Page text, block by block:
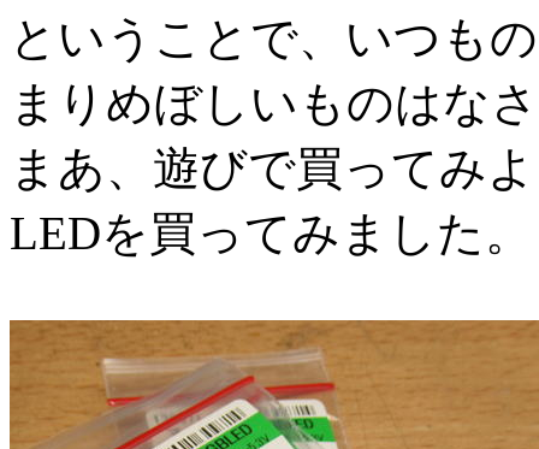
ということで、いつも
まりめぼしいものはな
まあ、遊びで買ってみ
LEDを買ってみました。